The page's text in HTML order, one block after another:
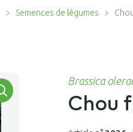
Semences de légumes
Brassica
Chou